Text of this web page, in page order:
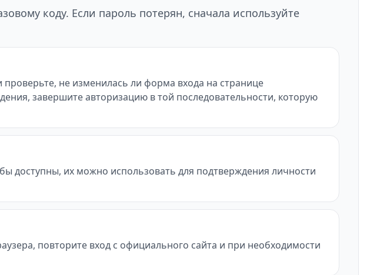
коду. Если пароль потерян, сначала используйте
не изменилась ли форма входа на странице
завершите авторизацию в той последовательности, которую
доступны, их можно использовать для подтверждения личности
повторите вход с официального сайта и при необходимости